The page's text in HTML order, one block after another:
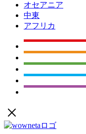
オセアニア
中東
アフリカ